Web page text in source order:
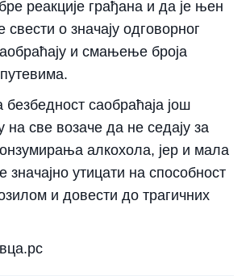
реакције грађана и да је њен
о значају одговорног
и смањење броја
безбедност саобраћаја још
на све возаче да не седају за
алкохола, јер и мала
значајно утицати на способност
и довести до трагичних